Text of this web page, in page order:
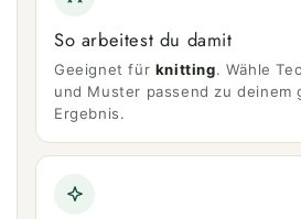
So arbeitest du damit
Geeignet für knitting. Wähle
und Muster passend zu deinem
Ergebnis.